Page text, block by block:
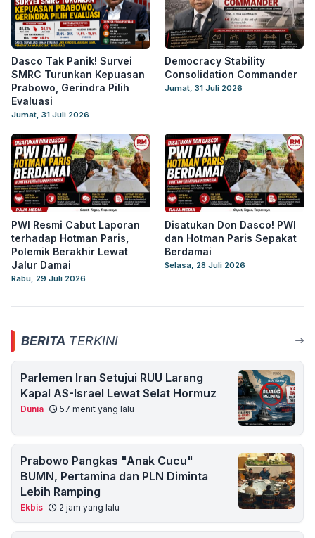
Dasco Tak Panik! Survei
SMRC Turunkan Kepuasan
Prabowo, Gerindra Pilih
Evaluasi
Jumat, 31 Juli 2026
Democracy Stability
Consolidation Commander
Jumat, 31 Juli 2026
PWI Resmi Cabut Laporan
terhadap Hotman Paris,
Polemik Berakhir Lewat
Jalur Damai
Rabu, 29 Juli 2026
Disatukan Don Dasco! PWI
dan Hotman Paris Sepakat
Berdamai
Selasa, 28 Juli 2026
BERITA TERKINI
Parlemen Iran Setujui RUU Larang
Kapal AS-Israel Lewat Selat Hormuz
Dunia 57 menit yang lalu
Prabowo Pangkas "Anak Cucu"
BUMN, Pertamina dan PLN Diminta
Lebih Ramping
Ekbis 2 jam yang lalu